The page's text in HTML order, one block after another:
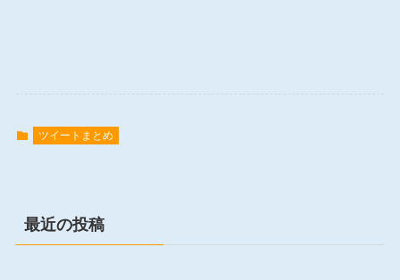
ツイートまとめ
最近の投稿